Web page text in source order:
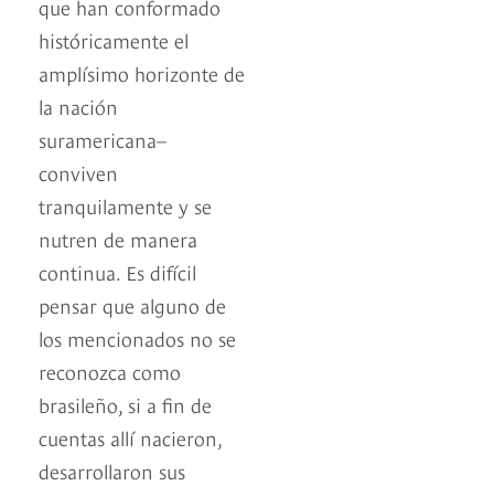
que han conformado
históricamente el
amplísimo horizonte de
la nación
suramericana–
conviven
tranquilamente y se
nutren de manera
continua. Es difícil
pensar que alguno de
los mencionados no se
reconozca como
brasileño, si a fin de
cuentas allí nacieron,
desarrollaron sus